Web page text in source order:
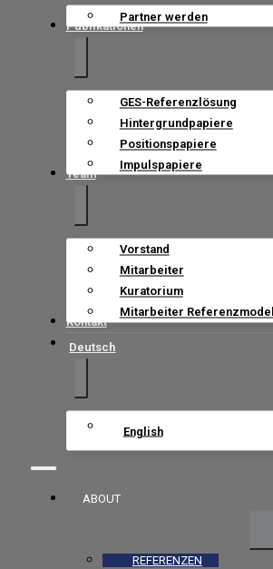
Partner werden
Publikationen
GES-Referenzlösung
Hintergrundpapiere
Positionspapiere
Impulspapiere
Team
Vorstand
Mitarbeiter
Kuratorium
Mitarbeiter Referenzmodell
Kontakt
Deutsch
English
ABOUT
REFERENZEN